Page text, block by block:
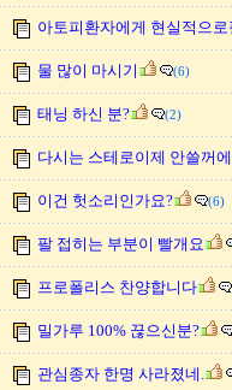
아토피환자에게 현실적으
물 많이 마시기 (6)
태닝 하신 분? (2)
다시는 스테로이제 안쓸꺼
이건 헛소리인가요? (6)
팔 접히는 부분이 빨개요
프로폴리스 찬양합니다
밀가루 100% 끊으신분?
관심종자 한명 사라졌네.